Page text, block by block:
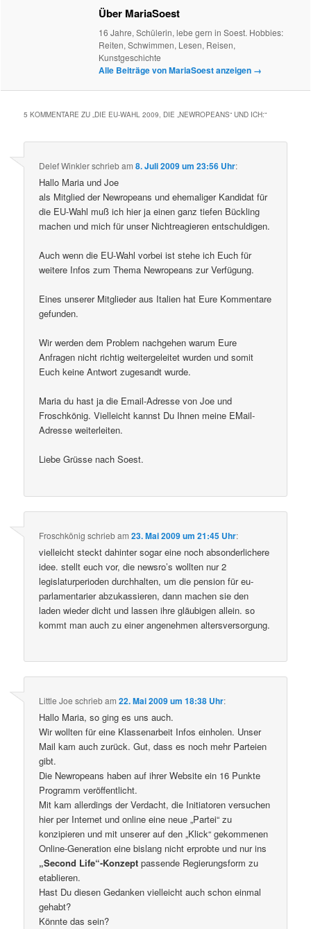
Über MariaSoest
16 Jahre, Schülerin, lebe gern in Soest. Hobbies:
Reiten, Schwimmen, Lesen, Reisen,
Kunstgeschichte
Alle Beiträge von MariaSoest anzeigen →
5 KOMMENTARE ZU „ DIE EU-WAHL 2009, DIE „NEWROPEANS“ UND ICH:“
Delef Winklerschriebam8. Juli 2009 um 23:56 Uhr:
Hallo Maria und Joe
als Mitglied der Newropeans und ehemaliger Kandidat für
die EU-Wahl muß ich hier ja einen ganz tiefen Bückling
machen und mich für unser Nichtreagieren entschuldigen.
Auch wenn die EU-Wahl vorbei ist stehe ich Euch für
weitere Infos zum Thema Newropeans zur Verfügung.
Eines unserer Mitglieder aus Italien hat Eure Kommentare
gefunden.
Wir werden dem Problem nachgehen warum Eure
Anfragen nicht richtig weitergeleitet wurden und somit
Euch keine Antwort zugesandt wurde.
Maria du hast ja die Email-Adresse von Joe und
Froschkönig. Vielleicht kannst Du Ihnen meine EMail-
Adresse weiterleiten.
Liebe Grüsse nach Soest.
Froschkönig schriebam23. Mai 2009 um 21:45 Uhr:
vielleicht steckt dahinter sogar eine noch absonderlichere
idee. stellt euch vor, die newsro’s wollten nur 2
legislaturperioden durchhalten, um die pension für eu-
parlamentarier abzukassieren, dann machen sie den
laden wieder dicht und lassen ihre gläubigen allein. so
kommt man auch zu einer angenehmen altersversorgung.
Little Joe schriebam22. Mai 2009 um 18:38 Uhr:
Hallo Maria, so ging es uns auch.
Wir wollten für eine Klassenarbeit Infos einholen. Unser
Mail kam auch zurück. Gut, dass es noch mehr Parteien
gibt.
Die Newropeans haben auf ihrer Website ein 16 Punkte
Programm veröffentlicht.
Mit kam allerdings der Verdacht, die Initiatoren versuchen
hier per Internet und online eine neue „Partei“ zu
konzipieren und mit unserer auf den „Klick“ gekommenen
Online-Generation eine bislang nicht erprobte und nur ins
„Second Life“-Konzept passende Regierungsform zu
etablieren.
Hast Du diesen Gedanken vielleicht auch schon einmal
gehabt?
Könnte das sein?